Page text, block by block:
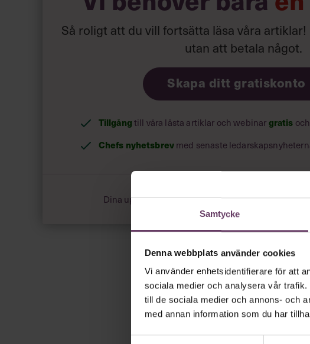
Samtycke
Denna webbplats använder cookies
Vi använder enhetsidentifierare för att
sociala medier och analysera vår
till de sociala medier och annons- och
med annan information som du har
Så roligt att du vill fortsätta läsa våra
utan att betala något.
Skapa ditt gratiskonto
Tillgångtill våra låsta artiklar och webinargratis och
Chefs nyhetsbrevmed senaste
Dina uppgifter delas aldrig med tredje part.Läs vår